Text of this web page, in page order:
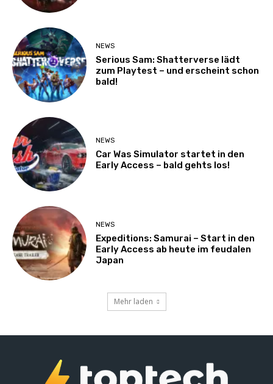
NEWS
Serious Sam: Shatterverse lädt
zum Playtest – und erscheint schon
bald!
NEWS
Car Was Simulator startet in den
Early Access – bald gehts los!
NEWS
Expeditions: Samurai – Start in den
Early Access ab heute im feudalen
Japan
Mehr laden